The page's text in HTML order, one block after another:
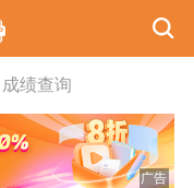
成绩查询
广告